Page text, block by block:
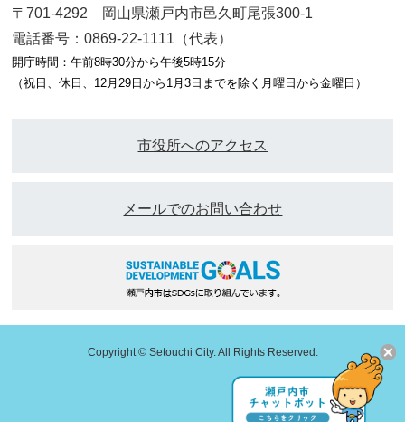
〒701-4292 岡山県瀬戸内市邑久町尾張300-1
電話番号：0869-22-1111（代表）
開庁時間：午前8時30分から午後5時15分
（祝日、休日、12月29日から1月3日までを除く月曜日から金曜日）
市役所へのアクセス
メールでのお問い合わせ
Copyright © Setouchi City. All Rights Reserved.